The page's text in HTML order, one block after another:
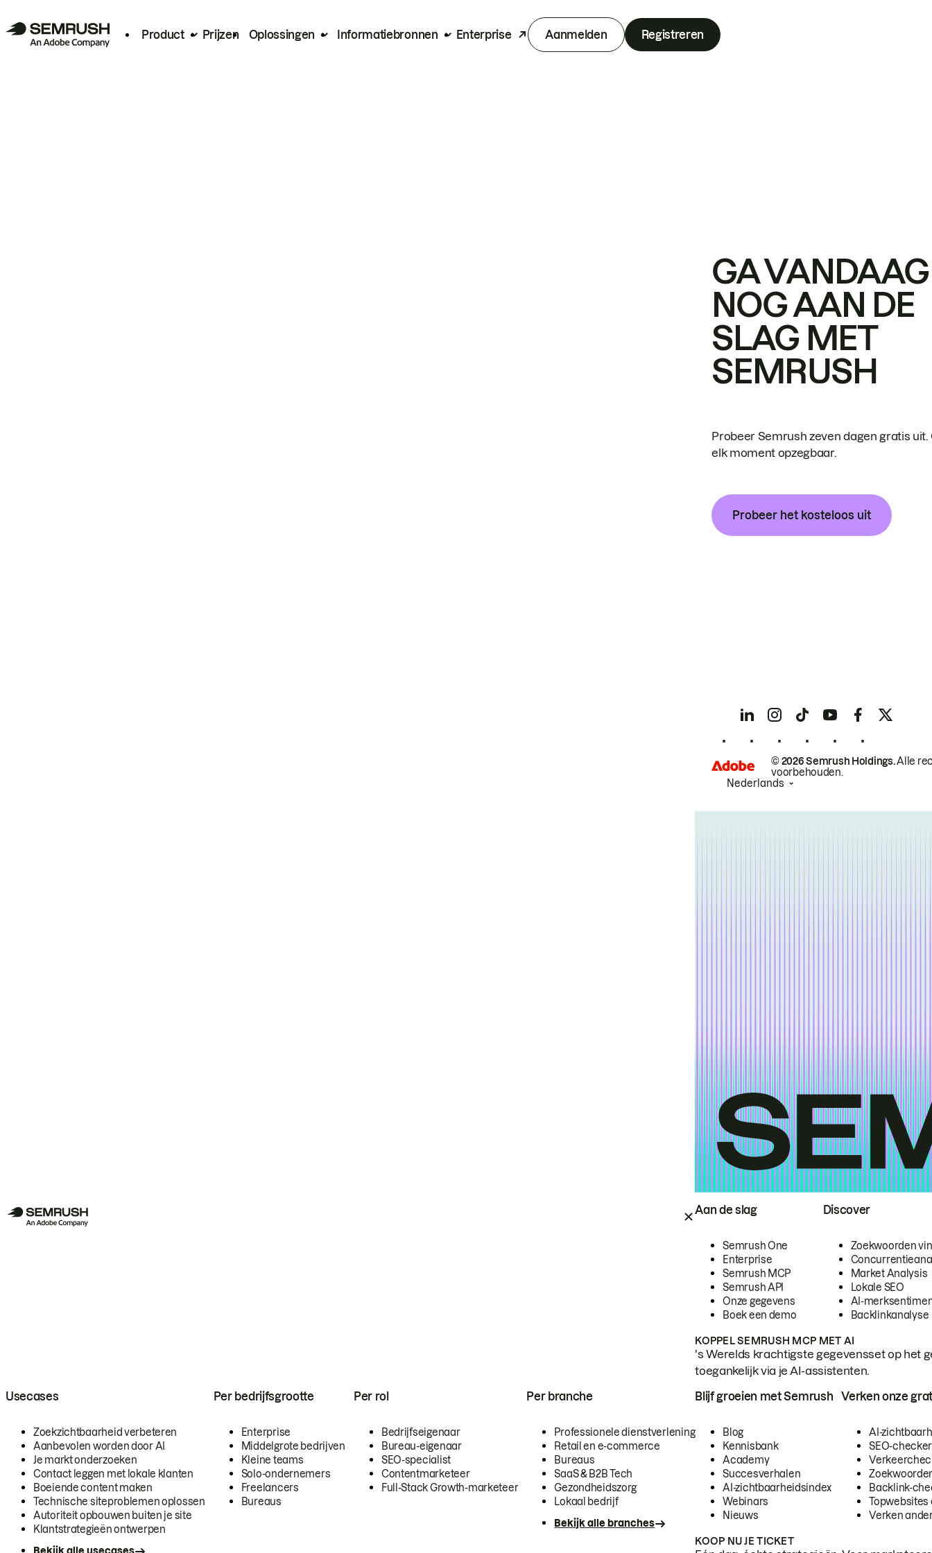
Product Prijzen Oplossingen Informatiebronnen Enterprise Aanmelden Registreren
Aan de slag
Semrush One
Enterprise
Semrush MCP
Semrush API
Onze gegevens
Boek een demo
Discover
Zoekwoorden
Market Analysis
Lokale SEO
AI-
Backlinkanalyse
KOPPEL SEMRUSH MCP MET AI
's Werelds krachtigste gegevensset op het
toegankelijk via je AI-assistenten.
Usecases
Zoekzichtbaarheid verbeteren
Aanbevolen worden door AI
Je markt onderzoeken
Contact leggen met lokale klanten
Boeiende content maken
Technische siteproblemen oplossen
Autoriteit opbouwen buiten je site
Klantstrategieën ontwerpen
Per bedrijfsgrootte
Enterprise
Middelgrote bedrijven
Kleine teams
Solo-ondernemers
Freelancers
Bureaus
Per rol
Bedrijfseigenaar
Bureau-eigenaar
SEO-specialist
Contentmarketeer
Full-Stack Growth-marketeer
Per branche
Professionele dienstverlening
Retail en e-commerce
Bureaus
SaaS & B2B Tech
Gezondheidszorg
Lokaal bedrijf
Bekijk alle branches
Blijf groeien met Semrush
Blog
Kennisbank
Academy
Succesverhalen
AI-zichtbaarheidsindex
Webinars
Nieuws
Verken onze
AI-
SEO-checker
Backlink-
Topwebsites
Verken
KOOP NU JE TICKET
GA VANDAAG
NOG AAN DE
SLAG MET
SEMRUSH
Probeer Semrush zeven dagen gratis uit.
elk moment opzegbaar.
Probeer het kosteloos uit
© 2026 Semrush Holdings.Alle
voorbehouden.
Nederlands